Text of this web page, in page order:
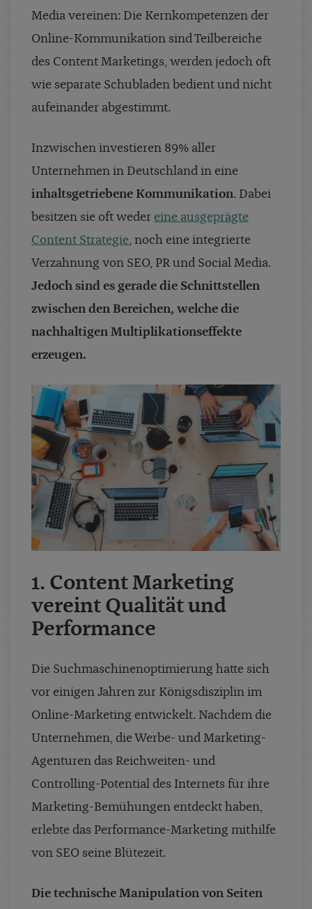
Media vereinen: Die Kernkompetenzen der
Online-Kommunikation sind Teilbereiche
des Content Marketings, werden jedoch oft
wie separate Schubladen bedient und nicht
aufeinander abgestimmt.
Inzwischen investieren 89% aller
Unternehmen in Deutschland in eine
inhaltsgetriebene Kommunikation. Dabei
besitzen sie oft weder eine ausgeprägte
Content Strategie, noch eine integrierte
Verzahnung von SEO, PR und Social Media.
Jedoch sind es gerade die Schnittstellen
zwischen den Bereichen, welche die
nachhaltigen Multiplikationseffekte
erzeugen.
1. Content Marketing
vereint Qualität und
Performance
Die Suchmaschinenoptimierung hatte sich
vor einigen Jahren zur Königsdisziplin im
Online-Marketing entwickelt. Nachdem die
Unternehmen, die Werbe- und Marketing-
Agenturen das Reichweiten- und
Controlling-Potential des Internets für ihre
Marketing-Bemühungen entdeckt haben,
erlebte das Performance-Marketing mithilfe
von SEO seine Blütezeit.
Die technische Manipulation von Seiten